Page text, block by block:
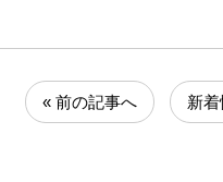
« 前の記事へ 新